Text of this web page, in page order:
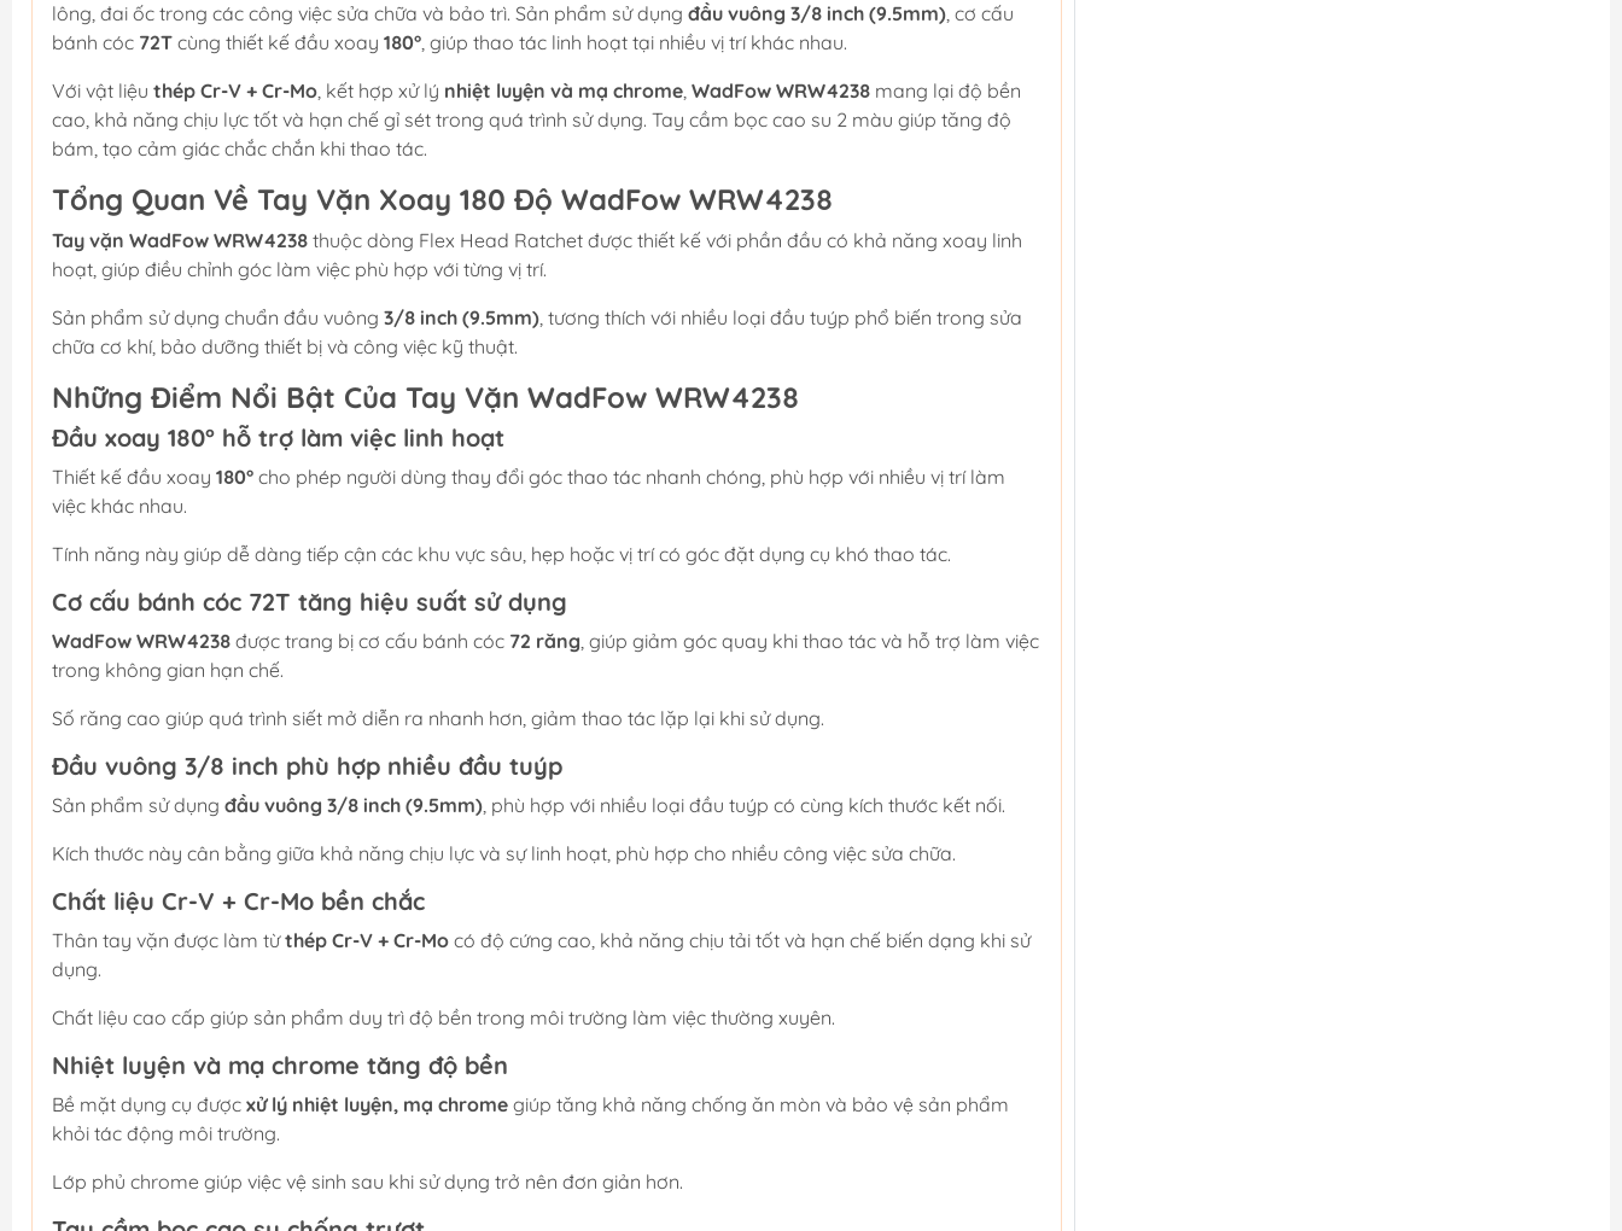
lông, đai ốc trong các công việc sửa chữa và bảo trì. Sản phẩm sử dụng đầu vuông 3/8 inch (9.5mm), cơ cấu
bánh cóc 72T cùng thiết kế đầu xoay 180°, giúp thao tác linh hoạt tại nhiều vị trí khác nhau.
Với vật liệu thép Cr-V + Cr-Mo, kết hợp xử lý nhiệt luyện và mạ chrome, WadFow WRW4238 mang lại độ bền
cao, khả năng chịu lực tốt và hạn chế gỉ sét trong quá trình sử dụng. Tay cầm bọc cao su 2 màu giúp tăng độ
bám, tạo cảm giác chắc chắn khi thao tác.
Tổng Quan Về Tay Vặn Xoay 180 Độ WadFow WRW4238
Tay vặn WadFow WRW4238 thuộc dòng Flex Head Ratchet được thiết kế với phần đầu có khả năng xoay linh
hoạt, giúp điều chỉnh góc làm việc phù hợp với từng vị trí.
Sản phẩm sử dụng chuẩn đầu vuông 3/8 inch (9.5mm), tương thích với nhiều loại đầu tuýp phổ biến trong sửa
chữa cơ khí, bảo dưỡng thiết bị và công việc kỹ thuật.
Những Điểm Nổi Bật Của Tay Vặn WadFow WRW4238
Đầu xoay 180° hỗ trợ làm việc linh hoạt
Thiết kế đầu xoay 180° cho phép người dùng thay đổi góc thao tác nhanh chóng, phù hợp với nhiều vị trí làm
việc khác nhau.
Tính năng này giúp dễ dàng tiếp cận các khu vực sâu, hẹp hoặc vị trí có góc đặt dụng cụ khó thao tác.
Cơ cấu bánh cóc 72T tăng hiệu suất sử dụng
WadFow WRW4238 được trang bị cơ cấu bánh cóc 72 răng, giúp giảm góc quay khi thao tác và hỗ trợ làm việc
trong không gian hạn chế.
Số răng cao giúp quá trình siết mở diễn ra nhanh hơn, giảm thao tác lặp lại khi sử dụng.
Đầu vuông 3/8 inch phù hợp nhiều đầu tuýp
Sản phẩm sử dụng đầu vuông 3/8 inch (9.5mm), phù hợp với nhiều loại đầu tuýp có cùng kích thước kết nối.
Kích thước này cân bằng giữa khả năng chịu lực và sự linh hoạt, phù hợp cho nhiều công việc sửa chữa.
Chất liệu Cr-V + Cr-Mo bền chắc
Thân tay vặn được làm từthép Cr-V + Cr-Mo có độ cứng cao, khả năng chịu tải tốt và hạn chế biến dạng khi sử
dụng.
Chất liệu cao cấp giúp sản phẩm duy trì độ bền trong môi trường làm việc thường xuyên.
Nhiệt luyện và mạ chrome tăng độ bền
Bề mặt dụng cụ được xử lý nhiệt luyện, mạ chrome giúp tăng khả năng chống ăn mòn và bảo vệ sản phẩm
khỏi tác động môi trường.
Lớp phủ chrome giúp việc vệ sinh sau khi sử dụng trở nên đơn giản hơn.